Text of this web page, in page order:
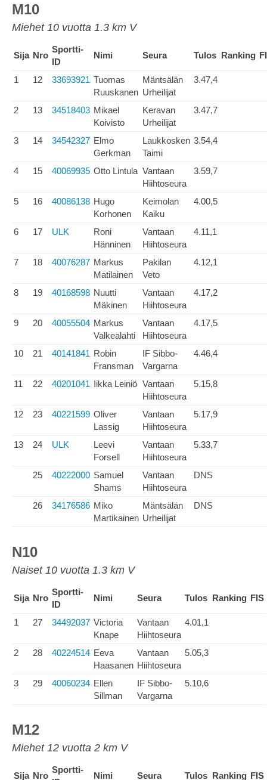
M10
Miehet 10 vuotta 1.3 km V
Sija Nro
Sportti-
ID
Nimi Seura Tulos Ranking
1 12 33693921 Tuomas
Ruuskanen
Mäntsälän
Urheilijat
3.47,4
2 13 34518403 Mikael
Koivisto
Keravan
Urheilijat
3.47,7
3 14 34542327 Elmo
Gerkman
Laukkosken
Taimi
3.54,4
4 15 40069935 Otto Lintula Vantaan
Hiihtoseura
3.59,7
5 16 40086138 Hugo
Korhonen
Keimolan
Kaiku
4.00,5
6 17 ULK
Roni
Hänninen
Vantaan
Hiihtoseura
4.11,1
7 18 40076287 Markus
Matilainen
Pakilan
Veto
4.12,1
8 19 40168598 Nuutti
Mäkinen
Vantaan
Hiihtoseura
4.17,2
9 20 40055504 Markus
Valkealahti
Vantaan
Hiihtoseura
4.17,5
10 21 40141841 Robin
Fransman
IF Sibbo-
Vargarna
4.46,4
11 22 40201041 Iikka Leiniö Vantaan
Hiihtoseura
5.15,8
12 23 40221599 Oliver
Lassig
Vantaan
Hiihtoseura
5.17,9
13 24 ULK
Leevi
Forsell
Vantaan
Hiihtoseura
5.33,7
25 40222000 Samuel
Shams
Vantaan
Hiihtoseura
DNS
26 34176586 Miko
Martikainen
Mäntsälän
Urheilijat
DNS
N10
Naiset 10 vuotta 1.3 km V
Sija Nro
Sportti-
ID
Nimi Seura Tulos Ranking FIS
1 27 34492037 Victoria
Knape
Vantaan
Hiihtoseura
4.01,1
2 28 40224514 Eeva
Haasanen
Vantaan
Hiihtoseura
5.05,3
3 29 40060234 Ellen
Sillman
IF Sibbo-
Vargarna
5.10,6
M12
Miehet 12 vuotta 2 km V
Sija Nro
Sportti-
Nimi Seura Tulos Ranking FIS